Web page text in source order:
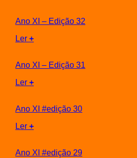
Ano XI – Edição 32
Ler +
Ano XI – Edição 31
Ler +
Ano XI #edição 30
Ler +
Ano XI #edição 29